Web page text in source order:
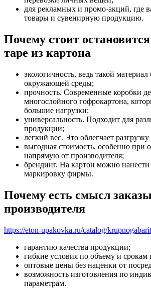
для рекламных и промо-акций, где
товары и сувенирную продукцию.
Почему стоит
таре из картона
экологичность, ведь такой материал
окружающей среды;
прочность. Современные коробки
многослойного гофрокартона,
большие нагрузки;
универсальность. Подходит для
продукции;
легкий вес. Это облегчает
выгодная стоимость, особенно при
напрямую от производителя;
брендинг. На картон можно
маркировку фирмы.
Почему есть смысл
производителя
https://eton-upakovka.ru/catalog/
гарантию качества продукции;
гибкие условия по объему и срокам
оптовые цены без наценки от
возможность изготовления по
параметрам.